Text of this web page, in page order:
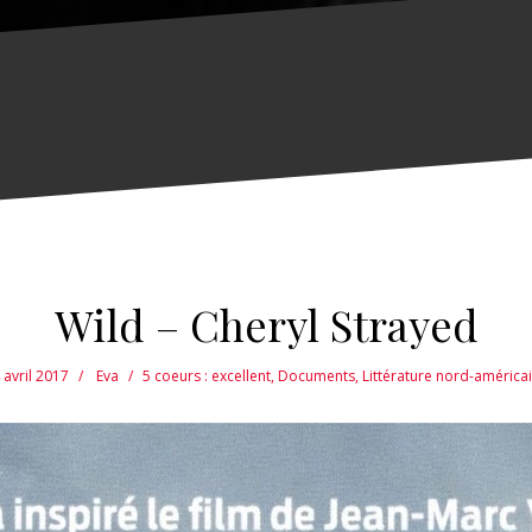
Wild – Cheryl Strayed
avril 2017 Eva 5 coeurs : excellent,Documents,Littérature nord-